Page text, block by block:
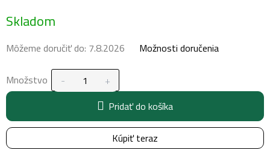
cena:
Skladom
Môžeme doručiť do: 7.8.2026 Možnosti doručenia
Množstvo
Pridať do košíka
Kúpiť teraz